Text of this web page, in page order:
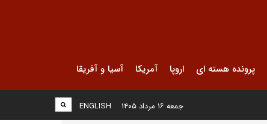
پرونده هسته ای اروپا آمریکا آسیا و آفریقا
ENGLISH جمعه ۱۶ مرداد ۱۴۰۵